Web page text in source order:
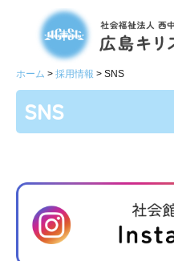
ホーム
共通のお知らせ
社会館について
保育事業
ホーム 採用情報 SNS
SNS